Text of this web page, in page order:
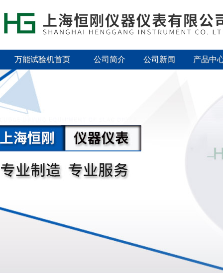
万能试验机首页 公司简介 公司新闻 产品中